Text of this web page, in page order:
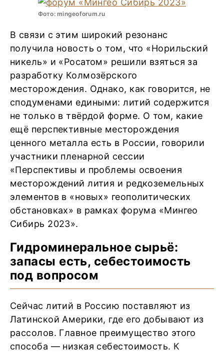
Фото: mingeoforum.ru
В связи с этим широкий резонанс
получила новость о том, что «Норильский
никель» и «Росатом» решили взяться за
разработку Колмозёрского
месторождения. Однако, как говорится, не
сподуменами едиными: литий содержится
не только в твёрдой форме. О том, какие
ещё перспективные месторождения
ценного металла есть в России, говорили
участники пленарной сессии
«Перспективы и проблемы освоения
месторождений лития и редкоземельных
элементов в «новых» геополитических
обстановках» в рамках форума «Мингео
Сибирь 2023».
Гидроминеральное сырьё:
запасы есть, себестоимость
под вопросом
Сейчас литий в Россию поставляют из
Латинской Америки, где его добывают из
рассолов. Главное преимущество этого
способа — низкая себестоимость. К